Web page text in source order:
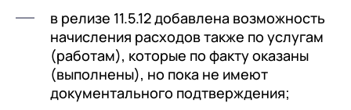
в релизе 11.5.12 добавлена возможность
начисления расходов также по услугам
(работам), которые по факту оказаны
(выполнены), но пока не имеют
документального подтверждения;